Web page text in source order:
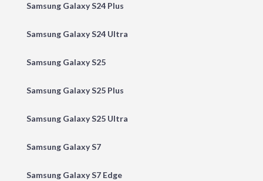
Samsung Galaxy S24 Plus
Samsung Galaxy S24 Ultra
Samsung Galaxy S25
Samsung Galaxy S25 Plus
Samsung Galaxy S25 Ultra
Samsung Galaxy S7
Samsung Galaxy S7 Edge